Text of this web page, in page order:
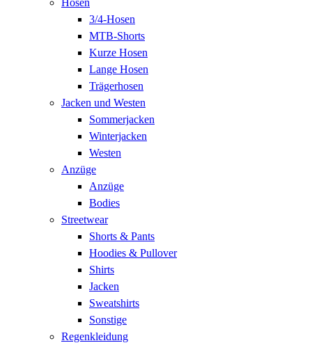
3/4-Hosen
MTB-Shorts
Kurze Hosen
Lange Hosen
Trägerhosen
Jacken und Westen
Sommerjacken
Winterjacken
Westen
Anzüge
Anzüge
Bodies
Streetwear
Shorts & Pants
Hoodies & Pullover
Shirts
Jacken
Sweatshirts
Sonstige
Regenkleidung